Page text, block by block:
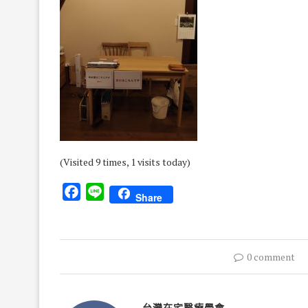
(Visited 9 times, 1 visits today)
Facebook
Line Share
0 comment